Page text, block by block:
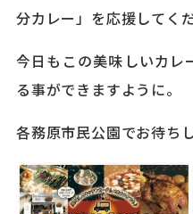
分カレー」を応援してくだ
今日もこの美味しいカレ
る事ができますように。
各務原市民公園でお待ち